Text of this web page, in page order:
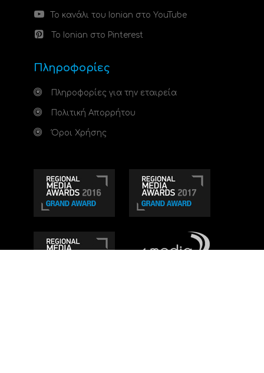
Το κανάλι του Ionian στο YouTube
Το Ionian στο Pinterest
Πληροφορίες
Πληροφορίες για την εταιρεία
Πολιτική Απορρήτου
Όροι Χρήσης